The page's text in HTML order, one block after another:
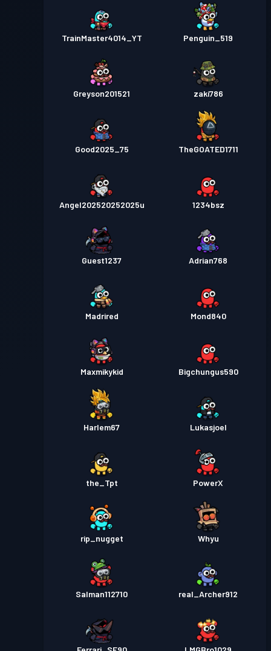
TrainMaster4014_YT Penguin_519
Greyson201521 zaki786
Good2025_75 TheGOATED1711
Angel202520252025u 1234bsz
Guest1237 Adrian768
Madrired Mond840
Maxmikykid Bigchungus590
Harlem67 Lukasjoel
the_Tpt PowerX
rip_nugget Whyu
Salman112710 real_Archer912